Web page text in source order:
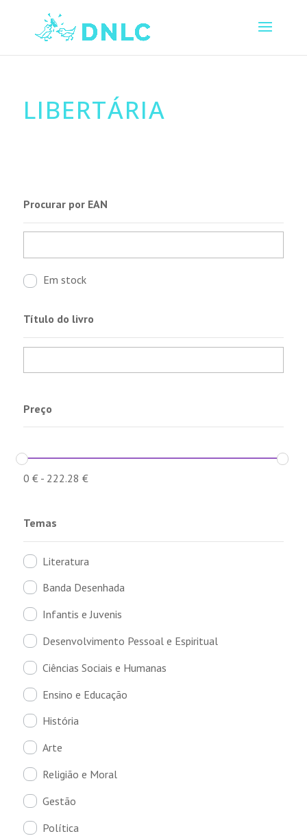
LIBERTÁRIA
Procurar por EAN
Em stock
Título do livro
Preço
0 €- 222.28 €
Temas
Literatura
Banda Desenhada
Infantis e Juvenis
Desenvolvimento Pessoal e Espiritual
Ciências Sociais e Humanas
Ensino e Educação
História
Arte
Religião e Moral
Gestão
Política